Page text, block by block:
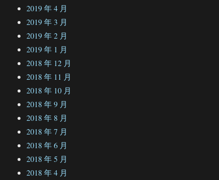
2019 年 4 月
2019 年 3 月
2019 年 2 月
2019 年 1 月
2018 年 12 月
2018 年 11 月
2018 年 10 月
2018 年 9 月
2018 年 8 月
2018 年 7 月
2018 年 6 月
2018 年 5 月
2018 年 4 月